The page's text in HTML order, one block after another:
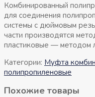
Комбинированный
для соединения
системы с дюймовым
части производятся
пластиковые — методом
Категории: Муфта
полипропиленовые
Похожие товары